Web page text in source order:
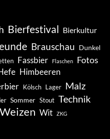
Bierfestival Bierkultur
Brauschau Dunkel
Fassbier Flaschen Fotos
Himbeeren
Kölsch Lager Malz
Sommer Stout Technik
Weizen Wit ZKG